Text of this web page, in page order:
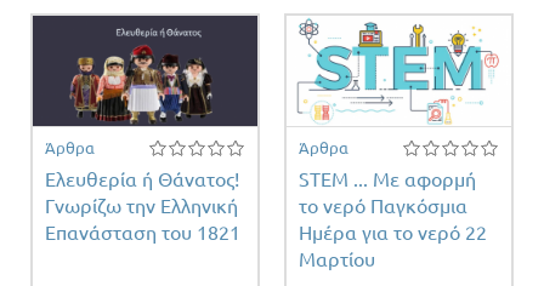
Άρθρα
Ελευθερία ή Θάνατος!
Γνωρίζω την Ελληνική
Επανάσταση του 1821
Άρθρα
STEM ... Με αφορμή
το νερό Παγκόσμια
Ημέρα για το νερό 22
Μαρτίου